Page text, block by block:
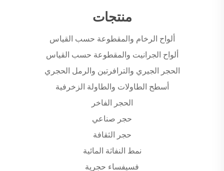
منتجات
ألواح الرخام والمقطوعة حسب القياس
ألواح الجرانيت والمقطوعة حسب القياس
الحجر الجيري والترافرتين والرمل الحجري
أسطح الطاولات والطاولة الزخرفية
الحجر الفاخر
حجر صناعي
حجر الثقافة
نمط النفاثة المائية
فسيفساء حجرية